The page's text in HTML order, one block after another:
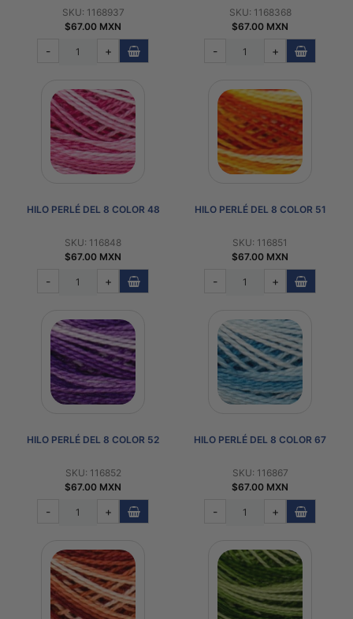
SKU: 1168937
$67.00 MXN
- +
SKU: 1168368
$67.00 MXN
- +
HILO PERLÉ DEL 8 COLOR 48
SKU: 116848
$67.00 MXN
- +
HILO PERLÉ DEL 8 COLOR 51
SKU: 116851
$67.00 MXN
- +
HILO PERLÉ DEL 8 COLOR 52
SKU: 116852
$67.00 MXN
- +
HILO PERLÉ DEL 8 COLOR 67
SKU: 116867
$67.00 MXN
- +